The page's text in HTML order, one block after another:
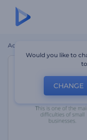
Accueil Promo
Would you like to
CHANGE